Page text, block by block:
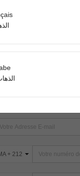
VOUS À NOTRE
! (VOUS POUVEZ
+ 212